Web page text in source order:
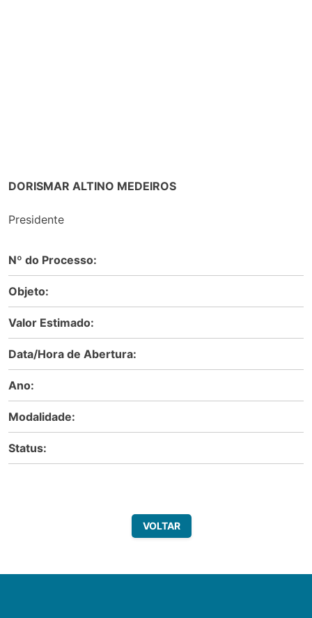
DORISMAR ALTINO MEDEIROS
Presidente
Nº do Processo:
Objeto:
Valor Estimado:
Data/Hora de Abertura:
Ano:
Modalidade:
Status:
VOLTAR